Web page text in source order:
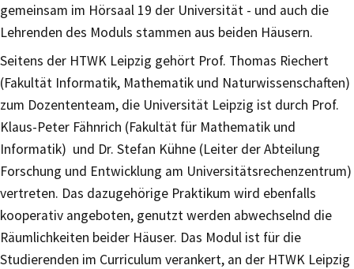
gemeinsam im Hörsaal 19 der Universität - und auch die
Lehrenden des Moduls stammen aus beiden Häusern.
Seitens der HTWK Leipzig gehört Prof. Thomas Riechert
(Fakultät Informatik, Mathematik und Naturwissenschaften)
zum Dozententeam, die Universität Leipzig ist durch Prof.
Klaus-Peter Fähnrich (Fakultät für Mathematik und
Informatik) und Dr. Stefan Kühne (Leiter der Abteilung
Forschung und Entwicklung am Universitätsrechenzentrum)
vertreten. Das dazugehörige Praktikum wird ebenfalls
kooperativ angeboten, genutzt werden abwechselnd die
Räumlichkeiten beider Häuser. Das Modul ist für die
Studierenden im Curriculum verankert, an der HTWK Leipzig